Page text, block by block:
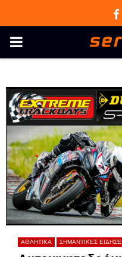
PRIMARY
ΑΘΛΗΤΙΚΑ ΣΗΜΑΝΤΙΚΕΣ